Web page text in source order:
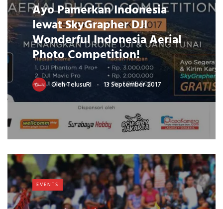
Ayo Pamerkan Indonesia
lewat SkyGrapher DJI
Wonderful Indonesia Aerial
Photo Competition!
OlehTelusuRI 13 September 2017
EVENTS